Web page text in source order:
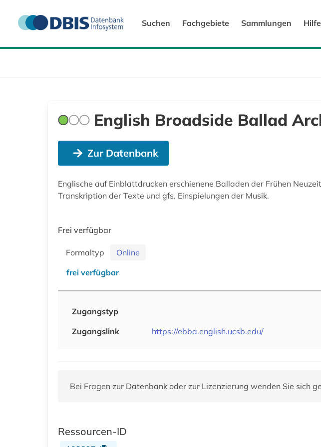
Suchen Fachgebiete Sammlungen Hilfe
English Broadside Ballad
Zur Datenbank
Englische auf Einblattdrucken erschienene Balladen der Frühen
Transkription der Texte und gfs. Einspielungen der Musik.
Frei verfügbar
Formaltyp
Online
frei verfügbar
Zugangstyp
Zugangslink
https://ebba.english.ucsb.edu/
Bei Fragen zur Datenbank oder zur Lizenzierung wenden Sie sich
Ressourcen-ID